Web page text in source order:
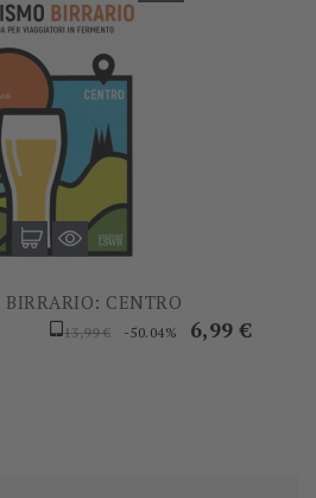
BIRRARIO: CENTRO
Prezzo
13,99 € -50.04% Prezzo
6,99 €